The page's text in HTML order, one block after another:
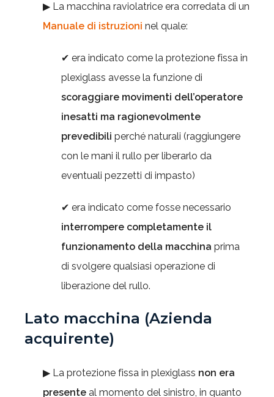
▶ La macchina raviolatrice era corredata di un
Manuale di istruzioni nel quale:
✔ era indicato come la protezione fissa in
plexiglass avesse la funzione di
scoraggiare movimenti dell’operatore
inesatti ma ragionevolmente
prevedibili perché naturali (raggiungere
con le mani il rullo per liberarlo da
eventuali pezzetti di impasto)
✔ era indicato come fosse necessario
interrompere completamente il
funzionamento della macchina prima
di svolgere qualsiasi operazione di
liberazione del rullo.
Lato macchina (Azienda
acquirente)
▶ La protezione fissa in plexiglass non era
presente al momento del sinistro, in quanto